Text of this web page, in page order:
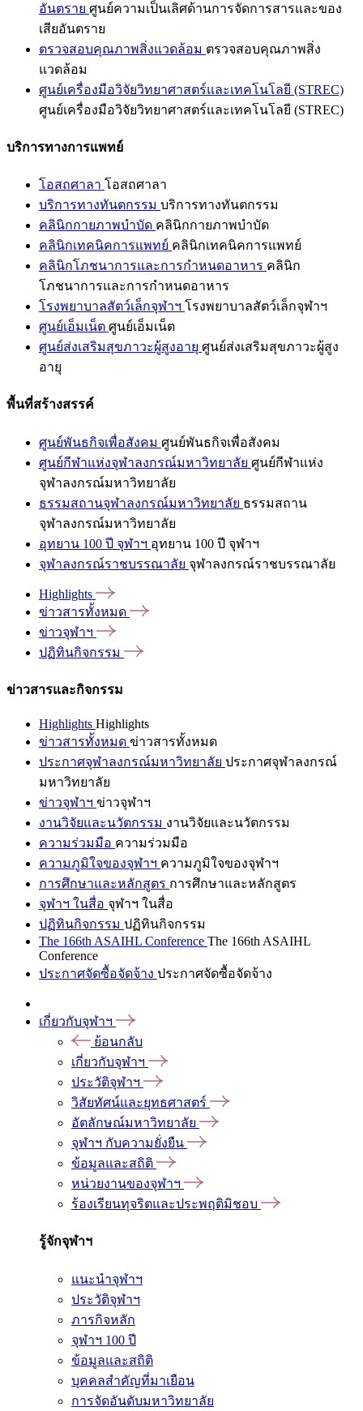
อันตราย ศูนย์ความเป็นเลิศด้านการจัดการสารและของ
เสียอันตราย
ตรวจสอบคุณภาพสิ่งแวดล้อม ตรวจสอบคุณภาพสิ่ง
แวดล้อม
ศูนย์เครื่องมือวิจัยวิทยาศาสตร์และเทคโนโลยี (STREC)
ศูนย์เครื่องมือวิจัยวิทยาศาสตร์และเทคโนโลยี (STREC)
บริการทางการแพทย์
โอสถศาลา โอสถศาลา
บริการทางทันตกรรม บริการทางทันตกรรม
คลินิกกายภาพบำบัด คลินิกกายภาพบำบัด
คลินิกเทคนิคการแพทย์ คลินิกเทคนิคการแพทย์
คลินิกโภชนาการและการกำหนดอาหาร คลินิก
โภชนาการและการกำหนดอาหาร
โรงพยาบาลสัตว์เล็กจุฬาฯ โรงพยาบาลสัตว์เล็กจุฬาฯ
ศูนย์เอ็มเน็ต ศูนย์เอ็มเน็ต
ศูนย์ส่งเสริมสุขภาวะผู้สูงอายุ ศูนย์ส่งเสริมสุขภาวะผู้สูง
อายุ
พื้นที่สร้างสรรค์
ศูนย์พันธกิจเพื่อสังคม ศูนย์พันธกิจเพื่อสังคม
ศูนย์กีฬาแห่งจุฬาลงกรณ์มหาวิทยาลัย ศูนย์กีฬาแห่ง
จุฬาลงกรณ์มหาวิทยาลัย
ธรรมสถานจุฬาลงกรณ์มหาวิทยาลัย ธรรมสถาน
จุฬาลงกรณ์มหาวิทยาลัย
อุทยาน 100 ปี จุฬาฯ อุทยาน 100 ปี จุฬาฯ
จุฬาลงกรณ์ราชบรรณาลัย จุฬาลงกรณ์ราชบรรณาลัย
Highlights
ข่าวสารทั้งหมด
ข่าวจุฬาฯ
ปฏิทินกิจกรรม
ข่าวสารและกิจกรรม
Highlights Highlights
ข่าวสารทั้งหมด ข่าวสารทั้งหมด
ประกาศจุฬาลงกรณ์มหาวิทยาลัย ประกาศจุฬาลงกรณ์
มหาวิทยาลัย
ข่าวจุฬาฯ ข่าวจุฬาฯ
งานวิจัยและนวัตกรรม งานวิจัยและนวัตกรรม
ความร่วมมือ ความร่วมมือ
ความภูมิใจของจุฬาฯ ความภูมิใจของจุฬาฯ
การศึกษาและหลักสูตร การศึกษาและหลักสูตร
จุฬาฯ ในสื่อ จุฬาฯ ในสื่อ
ปฏิทินกิจกรรม ปฏิทินกิจกรรม
The 166th ASAIHL Conference The 166th ASAIHL
Conference
ประกาศจัดซื้อจัดจ้าง ประกาศจัดซื้อจัดจ้าง
เกี่ยวกับจุฬาฯ
ย้อนกลับ
เกี่ยวกับจุฬาฯ
ประวัติจุฬาฯ
วิสัยทัศน์และยุทธศาสตร์
อัตลักษณ์มหาวิทยาลัย
จุฬาฯ กับความยั่งยืน
ข้อมูลและสถิติ
หน่วยงานของจุฬาฯ
ร้องเรียนทุจริตและประพฤติมิชอบ
รู้จักจุฬาฯ
แนะนำจุฬาฯ
ประวัติจุฬาฯ
ภารกิจหลัก
จุฬาฯ 100 ปี
ข้อมูลและสถิติ
บุคคลสำคัญที่มาเยือน
การจัดอันดับมหาวิทยาลัย